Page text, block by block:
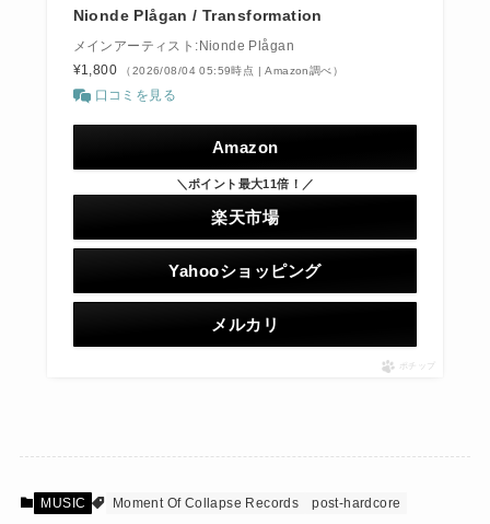
Nionde Plågan / Transformation
メインアーティスト:Nionde Plågan
¥1,800
（2026/08/04 05:59時点 | Amazon調べ）
口コミを見る
Amazon
＼ポイント最大11倍！／
楽天市場
Yahooショッピング
メルカリ
ポチップ
MUSIC Moment Of Collapse Records post-hardcore